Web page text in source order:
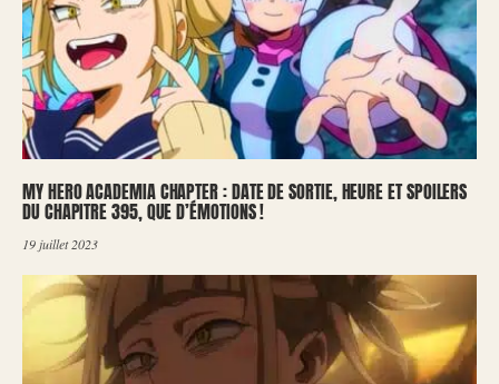
MY HERO ACADEMIA CHAPTER : DATE DE SORTIE, HEURE ET SPOILERS
DU CHAPITRE 395, QUE D’ÉMOTIONS !
19 juillet 2023